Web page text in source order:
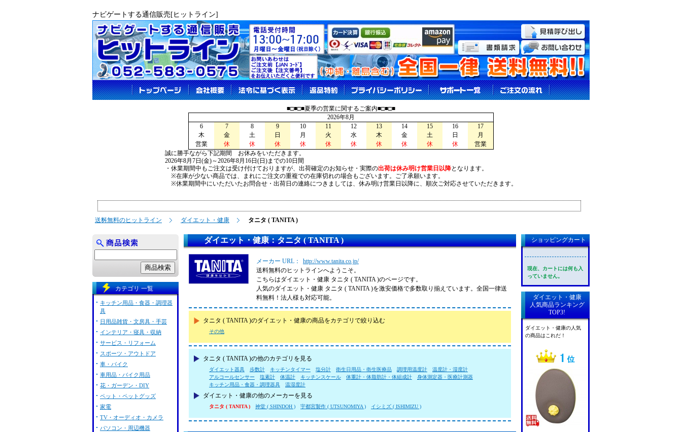
ナビゲートする通信販売[ヒットライン]
■□■□■夏季の営業に関するご案内■□■□■
2026年8月
6
7 8 9 10 11 12 13 14 15 16
17
木
金 土 日 月 火 水 木 金 土 日
月
営業
休 休 休 休 休 休 休 休 休 休
営業
誠に勝手ながら下記期間 お休みをいただきます。
2026年8月7日(金)～2026年8月16日(日)までの10日間
・休業期間中もご注文は受け付けておりますが、出荷確定のお知らせ・実際の出荷は休み明け営業日以降となります。
※在庫が少ない商品では、まれにご注文の重複での在庫切れの場合もございます。ご了承願います。
※休業期間中にいただいたお問合せ・出荷日の連絡につきましては、休み明け営業日以降に、順次ご対応させていただきます。
送料無料のヒットライン ダイエット・健康 タニタ ( TANITA )
ダイエット・健康：タニタ ( TANITA )
メーカー URL：
http://www.tanita.co.jp/
送料無料のヒットラインへようこそ。
こちらはダイエット・健康 タニタ ( TANITA )のページです。
人気のダイエット・健康 タニタ ( TANITA )を激安価格で多数取り揃えています。全国一律送
料無料！法人様も対応可能。
タニタ ( TANITA )のダイエット・健康の商品をカテゴリで絞り込む
その他
タニタ ( TANITA )の他のカテゴリを見る
ダイエット器具 歩数計 キッチンタイマー 塩分計 衛生日用品・衛生医療品 調理用温度計
温度計・湿度計
アルコールセンサー
塩素計 体温計 キッチンスケール 体重計・体脂肪計・体組成計
身体測定器・医療計測器
キッチン用品・食器・調理器具
温湿度計
ダイエット・健康の他のメーカーを見る
タニタ ( TANITA ) 神堂 ( SHINDOH ) 宇都宮製作 ( UTSUNOMIYA ) イシミズ ( ISHIMIZU )
カテゴリ 一覧
キッチン用品・食器・調理器
具
日用品雑貨・文房具・手芸
インテリア・寝具・収納
サービス・リフォーム
スポーツ・アウトドア
車・バイク
車用品・バイク用品
花・ガーデン・DIY
ペット・ペットグッズ
家電
TV・オーディオ・カメラ
パソコン・周辺機器
ショッピングカート
現在、カートには何も入
っていません。
ダイエット・健康
人気商品ランキング
TOP3!
ダイエット・健康の人気
の商品はこれだ！